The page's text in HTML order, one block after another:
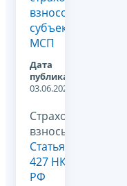
взносов
субъектами
МСП
Дата
публикации:
03.06.2026
Страховые
взносы,
Статья
427 НК
РФ